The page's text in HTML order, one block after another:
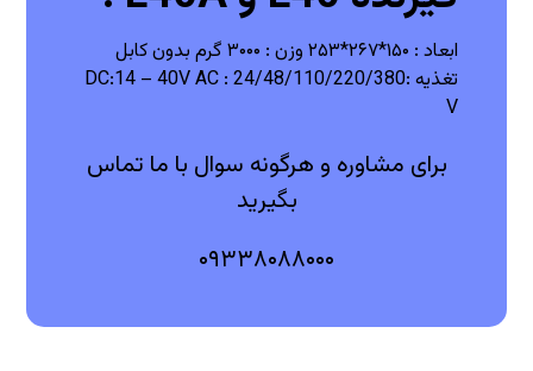
ابعاد : ۱۵۰*۲۶۷*۲۵۳
وزن : ۳۰۰۰ گرم بدون کابل
تغذیه :DC:14 – 40VAC : 24/48/110/220/380
V
برای مشاوره و هرگونه سوال با ما تماس
بگیرید
۰۹۳۳۸۰۸۸۰۰۰